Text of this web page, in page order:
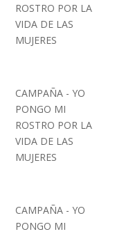
ROSTRO POR LA
VIDA DE LAS
MUJERES
CAMPAÑA - YO
PONGO MI
ROSTRO POR LA
VIDA DE LAS
MUJERES
CAMPAÑA - YO
PONGO MI